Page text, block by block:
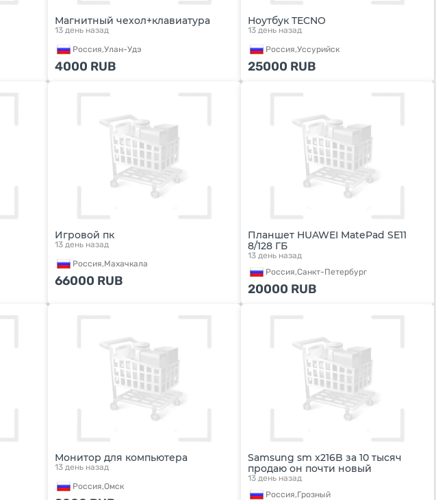
Магнитный чехол+клавиатура
13 день назад
Россия,Улан-Удэ
4000 RUB
Ноутбук TECNO
13 день назад
Россия,Уссурийск
25000 RUB
Игровой пк
13 день назад
Россия,Махачкала
66000 RUB
Планшет HUAWEI MatePad SE11
8/128 ГБ
13 день назад
Россия,Санкт-Петербург
20000 RUB
Монитор для компьютера
13 день назад
Россия,Омск
Samsung sm x216B за 10 тысяч
продаю он почти новый
13 день назад
Россия,Грозный